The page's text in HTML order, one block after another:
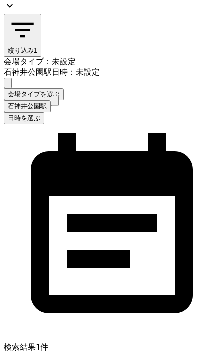
絞り込み1
会場タイプ：未設定
石神井公園駅日時：未設定
会場タイプを選ぶ
石神井公園駅
日時を選ぶ
検索結果1件